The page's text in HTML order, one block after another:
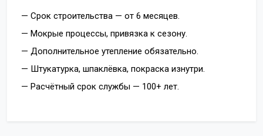
— Срок строительства — от 6 месяцев.
— Мокрые процессы, привязка к сезону.
— Дополнительное утепление обязательно.
— Штукатурка, шпаклёвка, покраска изнутри.
— Расчётный срок службы — 100+ лет.